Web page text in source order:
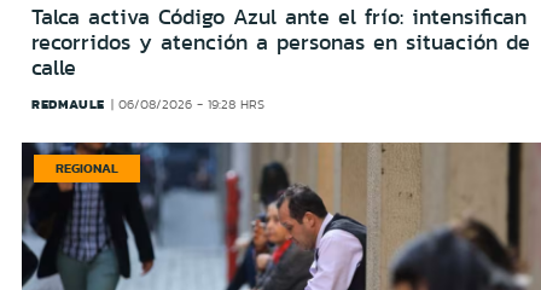
Talca activa Código Azul ante el frío: intensifican
recorridos y atención a personas en situación de
calle
REDMAULE 06/08/2026 - 19:28 HRS
REGIONAL